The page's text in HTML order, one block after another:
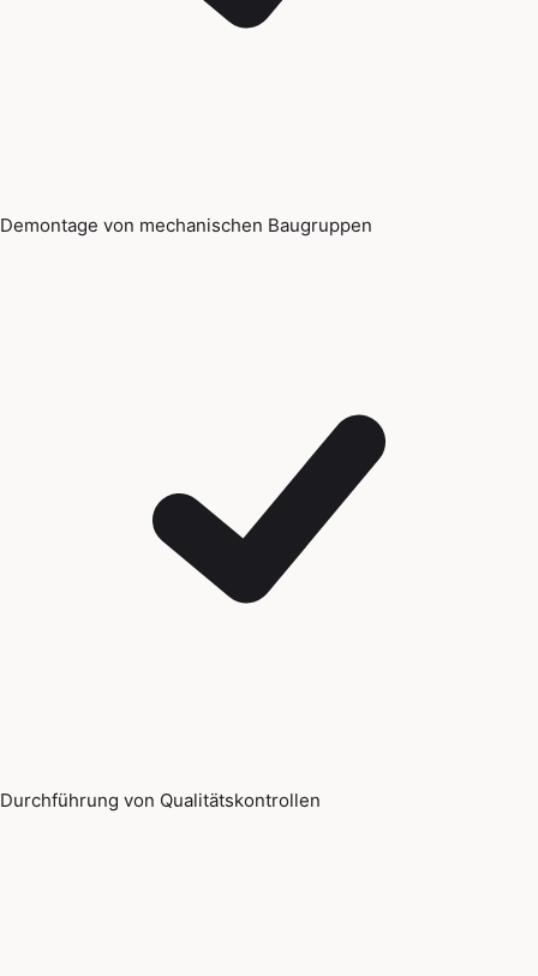
Demontage von mechanischen Baugruppen
Durchführung von Qualitätskontrollen